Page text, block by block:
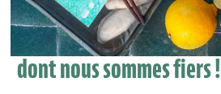
dont nous sommes fiers !